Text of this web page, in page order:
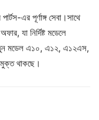
এর পূর্ণাঙ্গ সেবা।সাথে
যা নির্দিষ্ট মডেলে
মডেল এ১০, এ১২, এ১২এস,
থাকছে।